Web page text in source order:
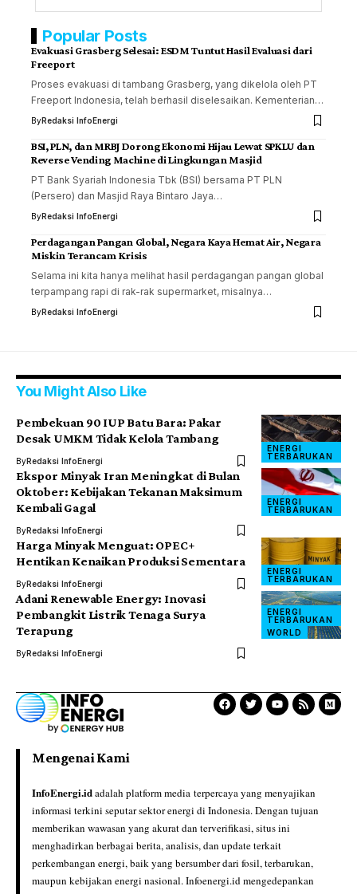
Popular Posts
Evakuasi Grasberg Selesai: ESDM Tuntut Hasil Evaluasi dari
Freeport
Proses evakuasi di tambang Grasberg, yang dikelola oleh PT
Freeport Indonesia, telah berhasil diselesaikan. Kementerian…
ByRedaksi InfoEnergi
BSI, PLN, dan MRBJ Dorong Ekonomi Hijau Lewat SPKLU dan
Reverse Vending Machine di Lingkungan Masjid
PT Bank Syariah Indonesia Tbk (BSI) bersama PT PLN
(Persero) dan Masjid Raya Bintaro Jaya…
ByRedaksi InfoEnergi
Perdagangan Pangan Global, Negara Kaya Hemat Air, Negara
Miskin Terancam Krisis
Selama ini kita hanya melihat hasil perdagangan pangan global
terpampang rapi di rak-rak supermarket, misalnya…
ByRedaksi InfoEnergi
You Might Also Like
ENERGI
TERBARUKAN
Pembekuan 90 IUP Batu Bara: Pakar
Desak UMKM Tidak Kelola Tambang
ByRedaksi InfoEnergi
ENERGI
TERBARUKAN
Ekspor Minyak Iran Meningkat di Bulan
Oktober: Kebijakan Tekanan Maksimum
Kembali Gagal
ByRedaksi InfoEnergi
ENERGI
TERBARUKAN
Harga Minyak Menguat: OPEC+
Hentikan Kenaikan Produksi Sementara
ByRedaksi InfoEnergi
ENERGI
TERBARUKAN
WORLD
Adani Renewable Energy: Inovasi
Pembangkit Listrik Tenaga Surya
Terapung
ByRedaksi InfoEnergi
Mengenai Kami
InfoEnergi.idadalah platform media terpercaya yang menyajikan
informasi terkini seputar sektor energi di Indonesia. Dengan tujuan
memberikan wawasan yang akurat dan terverifikasi, situs ini
menghadirkan berbagai berita, analisis, dan update terkait
perkembangan energi, baik yang bersumber dari fosil, terbarukan,
maupun kebijakan energi nasional. Infoenergi.id mengedepankan